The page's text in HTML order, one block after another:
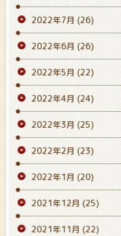
2022年7月 (26)
2022年6月 (26)
2022年5月 (22)
2022年4月 (24)
2022年3月 (25)
2022年2月 (23)
2022年1月 (20)
2021年12月 (25)
2021年11月 (22)